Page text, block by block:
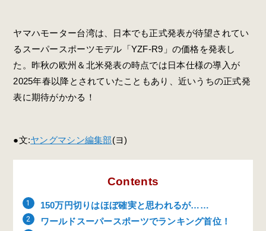
ヤマハモーター台湾は、日本でも正式発表が待望されてい
るスーパースポーツモデル「YZF-R9」の価格を発表し
た。昨秋の欧州＆北米発表の時点では日本仕様の導入が
2025年春以降とされていたこともあり、近いうちの正式発
表に期待がかかる！
●文:ヤングマシン編集部(ヨ)
Contents
150万円切りはほぼ確実と思われるが……
ワールドスーパースポーツでランキング首位！